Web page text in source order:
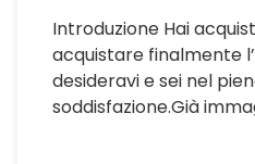
Introduzione Hai
acquistare finalmente
desideravi e sei nel
soddisfazione.Già